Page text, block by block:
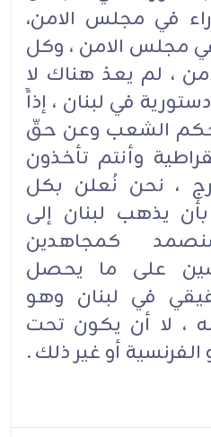
في مجلس الامن،
مجلس الامن ، وكل
، لم يعدْ هناك لا
في لبنان ، إذاًَ
الشعب وعن حقّ
وأنتم تأخذون
، نحن نُعلن بكل
يذهب لبنان إلى
كمجاهدين
على ما يحصل
في لبنان وهو
، لا أن يكون تحت
الفرنسية أو غير ذلك .